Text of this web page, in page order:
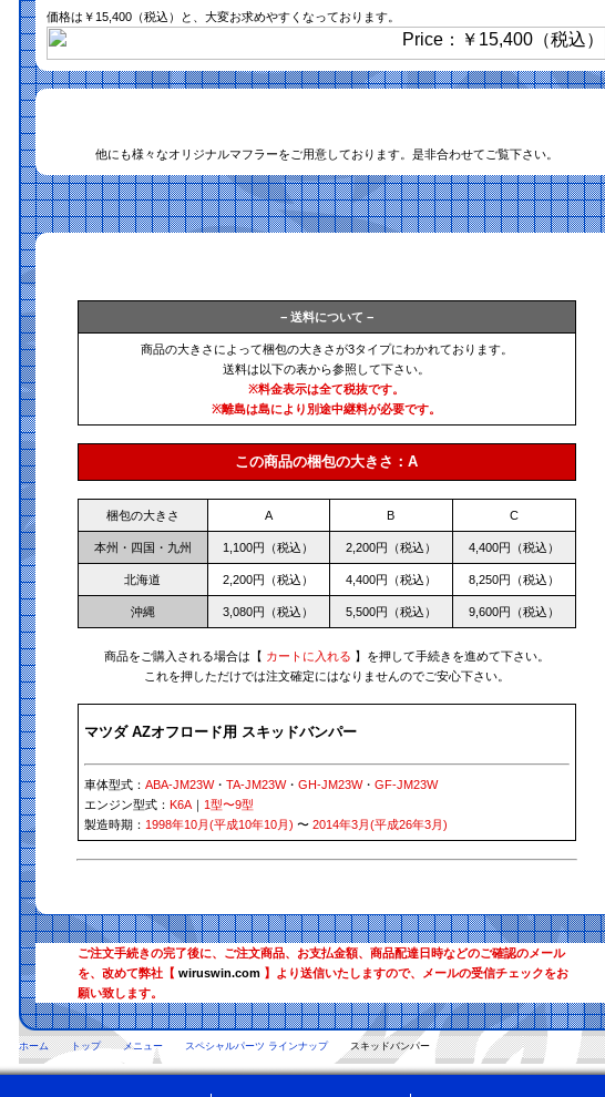
価格は￥15,400（税込）と、大変お求めやすくなっております。
他にも様々なオリジナルマフラーをご用意しております。是非合わせてご覧下さい。
− 送料について −
商品の大きさによって梱包の大きさが3タイプにわかれております。
送料は以下の表から参照して下さい。
※料金表示は全て税抜です。
※離島は島により別途中継料が必要です。
この商品の梱包の大きさ：A
梱包の大きさ A B C
本州・四国・九州 1,100円（税込） 2,200円（税込） 4,400円（税込）
北海道 2,200円（税込） 4,400円（税込） 8,250円（税込）
沖縄 3,080円（税込） 5,500円（税込） 9,600円（税込）
商品をご購入される場合は【 カートに入れる 】を押して手続きを進めて下さい。
これを押しただけでは注文確定にはなりませんのでご安心下さい。
マツダ AZオフロード用 スキッドバンパー
車体型式： ABA-JM23W・ TA-JM23W・ GH-JM23W・ GF-JM23W
エンジン型式： K6A｜ 1型〜9型
製造時期： 1998年10月(平成10年10月) 〜 2014年3月(平成26年3月)
ご注文手続きの完了後に、ご注文商品、お支払金額、商品配達日時などのご確認のメール
を、改めて弊社【 wiruswin.com】より送信いたしますので、メールの受信チェックをお
願い致します。
ホーム トップ メニュー スペシャルパーツ ラインナップ スキッドバンパー